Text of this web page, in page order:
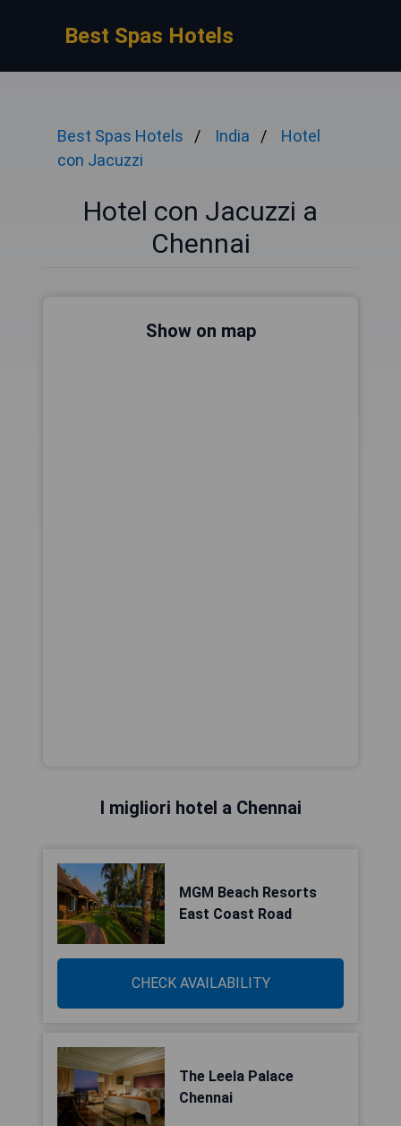
Best Spas Hotels
Best Spas Hotels India
Hotel
con Jacuzzi
Hotel con Jacuzzi a
Chennai
Show on map
I migliori hotel a Chennai
MGM Beach Resorts
East Coast Road
CHECK AVAILABILITY
The Leela Palace
Chennai